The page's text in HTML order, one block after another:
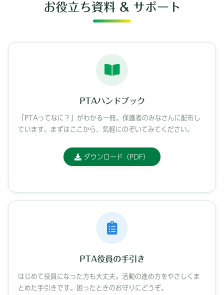
お役立ち資料 & サポート
PTAハンドブック
「PTAってなに？」がわかる一冊。保護者のみなさんに配布し
ています。まずはここから、気軽にのぞいてみてください。
ダウンロード（PDF）
PTA役員の手引き
はじめて役員になった方も大丈夫。活動の進め方をやさしくま
とめた手引きです。困ったときのお守りにどうぞ。